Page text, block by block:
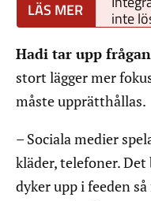
inte
Hadi tar upp frågan
stort lägger mer
måste upprätthållas.
– Sociala medier
kläder, telefoner.
dyker upp i feeden